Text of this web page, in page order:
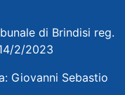
di Brindisi reg.
2/2023
Giovanni Sebastio